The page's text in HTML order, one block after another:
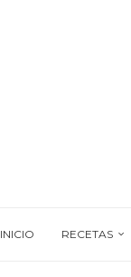
INICIO RECETAS